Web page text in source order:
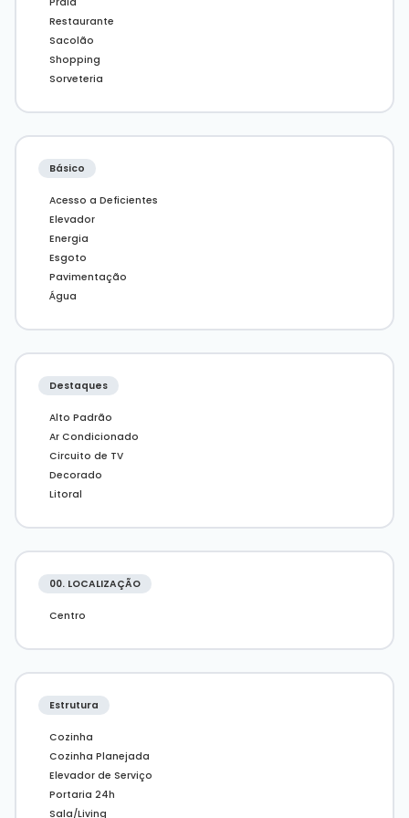
conheça esse empreendimento incrível.
* Os valores estão sujeitos a alteração sem aviso
prévio.** Galeria de imagens pode conter
representações ilustrativas do imóvel.
Restaurante
Sacolão
Shopping
Sorveteria
Básico
Acesso a Deficientes
Elevador
Energia
Esgoto
Pavimentação
Água
Destaques
Alto Padrão
Ar Condicionado
Circuito de TV
Decorado
Litoral
00. LOCALIZAÇÃO
Centro
Estrutura
Cozinha
Cozinha Planejada
Elevador de Serviço
Portaria 24h
Sala/Living